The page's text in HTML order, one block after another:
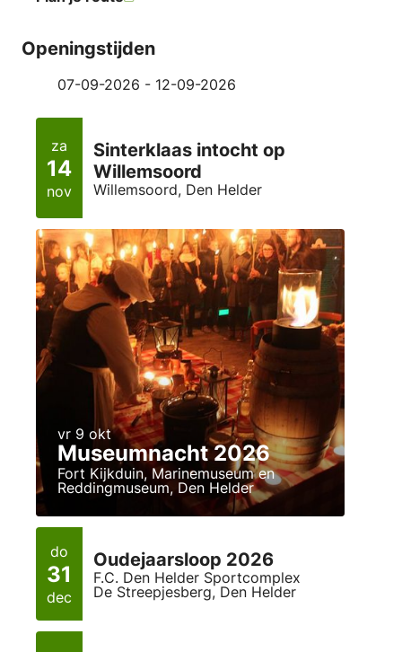
Openingstijden
07-09-2026 - 12-09-2026
za
14
nov
Sinterklaas intocht op
Willemsoord
Willemsoord, Den Helder
vr 9 okt
Museumnacht 2026
Fort Kijkduin, Marinemuseum en
Reddingmuseum, Den Helder
do
31
dec
Oudejaarsloop 2026
F.C. Den Helder Sportcomplex
De Streepjesberg, Den Helder